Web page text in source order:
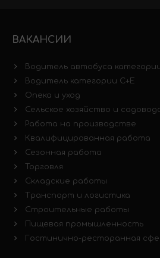
ВАКАНСИИ
Водитель автобуса
Водитель категории C+E
Опека и уход
Сельское хозяйство и
Работа на производстве
Квалифицированная работа
Сезонная работа
Торговля
Складские работы
Транспорт и логистика
Строительные работы
Пищевая промышленность
Гостинично-ресторанная